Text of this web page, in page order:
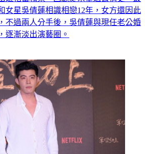
女星吳倩蓮相識相戀12年，女方還因此
不過兩人分手後，吳倩蓮與現任老公婚
逐漸淡出演藝圈。